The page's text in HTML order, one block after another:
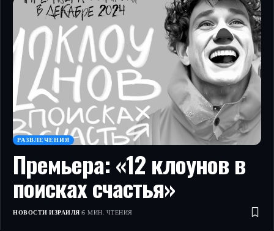
РАЗВЛЕЧЕНИЯ
Премьера: «12 клоунов в
поисках счастья»
НОВОСТИ ИЗРАИЛЯ 6 МИН. ЧТЕНИЯ